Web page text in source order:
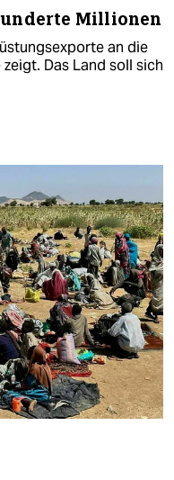
Millionen
an die
Das Land soll sich